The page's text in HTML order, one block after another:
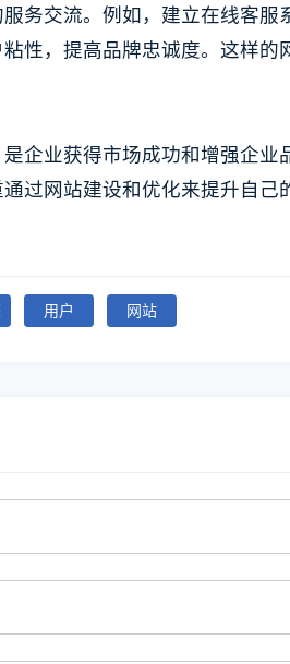
务交流。例如，建立在线客服
性，提高品牌忠诚度。这样的
企业获得市场成功和增强企业
过网站建设和优化来提升自己
用户 网站